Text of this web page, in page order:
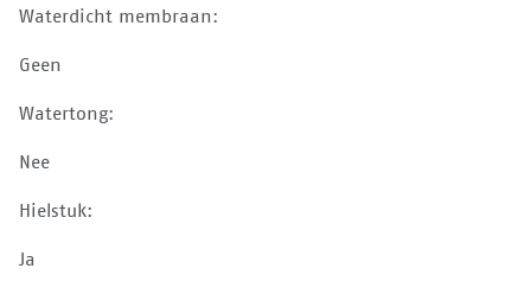
Waterdicht membraan:
Geen
Watertong:
Nee
Hielstuk:
Ja